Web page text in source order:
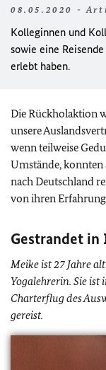
08.05.2020 -
Kolleginnen und
sowie eine
erlebt haben.
Die Rückholaktion
unsere
wenn teilweise
Umstände, konnten
nach Deutschland
von ihren
Gestrandet in
Meike ist 27 Jahre
Yogalehrerin. Sie
Charterflug des
gereist.